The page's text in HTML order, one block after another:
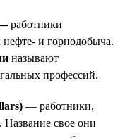
работники
нефте- и горнодобыча.
называют
профессий.
— работники,
Название свое они